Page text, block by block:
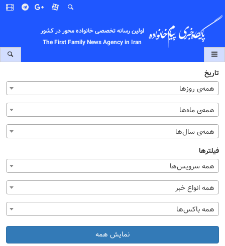
اولین رسانه تخصصی خانواده محور در کشور
The First Family News Agency in Iran
تاریخ
همه‌ی روزها
همه‌ی ماه‌ها
همه‌ی سال‌ها
فیلترها
همه سرویس‌ها
همه انواع خبر
همه باکس‌ها
نمایش همه